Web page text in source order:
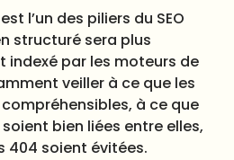
l’un des piliers du SEO
structuré sera plus
par les moteurs de
veiller à ce que les
à ce que
bien liées entre elles,
404 soient évitées.